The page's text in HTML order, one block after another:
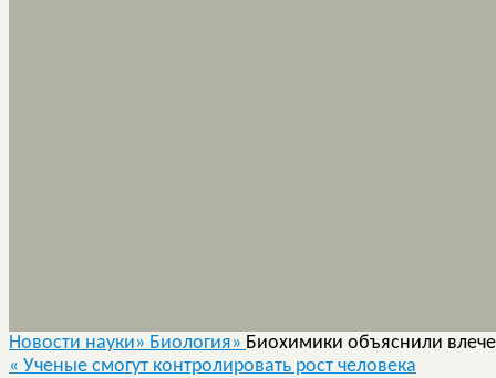
Новости науки» Биология» Биохимики объяснили
« Ученые смогут контролировать рост человека